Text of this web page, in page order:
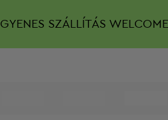
SZÁLLÍTÁS